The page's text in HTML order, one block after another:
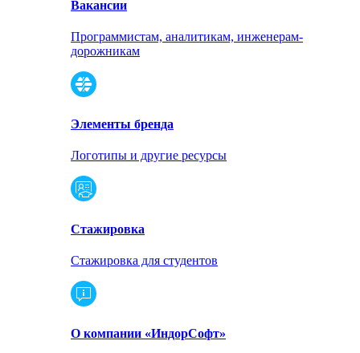
Вакансии
Программистам, аналитикам, инженерам-
дорожникам
Элементы бренда
Логотипы и другие ресурсы
Стажировка
Стажировка для студентов
О компании «ИндорСофт»